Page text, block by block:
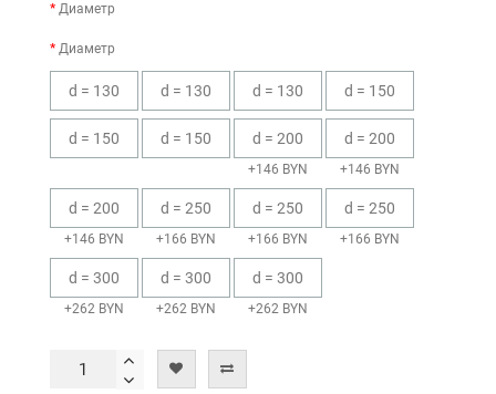
Диаметр
Диаметр
d = 130 d = 130 d = 130 d = 150
d = 150 d = 150 d = 200
+146 BYN
d = 200
+146 BYN
d = 200
+146 BYN
d = 250
+166 BYN
d = 250
+166 BYN
d = 250
+166 BYN
d = 300
+262 BYN
d = 300
+262 BYN
d = 300
+262 BYN